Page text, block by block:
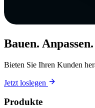
Bauen.
Bieten Sie Ihren Kunden
Jetzt loslegen
Produkte